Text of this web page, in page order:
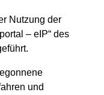
Nutzung der
– eIP“ des
und